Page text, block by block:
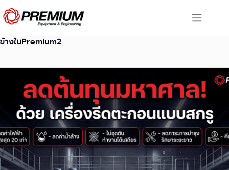
Skip
to
content
ข้างในPremium2